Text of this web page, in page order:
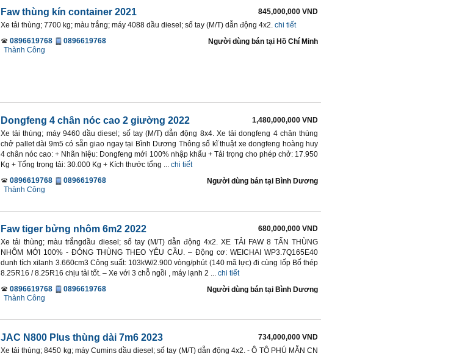
Faw thùng kín container 2021
845,000,000 VND
Xe tải thùng; 7700 kg; màu trắng; máy 4088 dầu diesel; số tay (M/T) dẫn động 4x2. chi tiết
0896619768
0896619768
Thành Công
Người dùng bán tại Hồ Chí Minh
Dongfeng 4 chân nóc cao 2 giường 2022
1,480,000,000 VND
Xe tải thùng; máy 9460 dầu diesel; số tay (M/T) dẫn động 8x4. Xe tải dongfeng 4 chân thùng
chở pallet dài 9m5 có sẵn giao ngay tại Bình Dương Thông số kĩ thuật xe dongfeng hoàng huy
4 chân nóc cao: + Nhãn hiệu: Dongfeng mới 100% nhập khẩu + Tải trọng cho phép chở: 17.950
Kg + Tổng trọng tải: 30.000 Kg + Kích thước tổng ... chi tiết
0896619768
0896619768
Thành Công
Người dùng bán tại Bình Dương
Faw tiger bửng nhôm 6m2 2022
680,000,000 VND
Xe tải thùng; màu trắngdầu diesel; số tay (M/T) dẫn động 4x2. XE TẢI FAW 8 TẤN THÙNG
NHÔM MỚI 100% - ĐÓNG THÙNG THEO YÊU CẦU. – Động cơ: WEICHAI WP3.7Q165E40
dunh tích xilanh 3.660cm3 Công suất: 103kW/2.900 vòng/phút (140 mã lực) đi cùng lốp Bố thép
8.25R16 / 8.25R16 chịu tải tốt. – Xe với 3 chỗ ngồi , máy lạnh 2 ... chi tiết
0896619768
0896619768
Thành Công
Người dùng bán tại Bình Dương
JAC N800 Plus thùng dài 7m6 2023
734,000,000 VND
Xe tải thùng; 8450 kg; máy Cumins dầu diesel; số tay (M/T) dẫn động 4x2. - Ô TÔ PHÚ MẪN CN